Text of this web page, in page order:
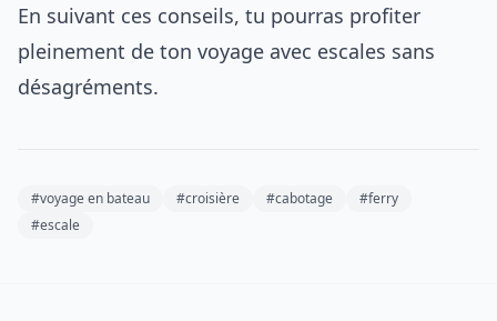
En suivant ces conseils, tu pourras profiter
pleinement de ton voyage avec escales sans
désagréments.
#voyage en bateau #croisière #cabotage
#ferry
#escale